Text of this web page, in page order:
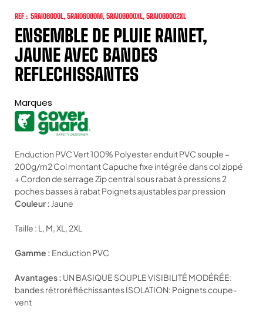
REF : 5RAI06000L, 5RAI06000M, 5RAI06000XL, 5RAI060002XL
ENSEMBLE DE PLUIE RAINET,
JAUNE AVEC BANDES
REFLECHISSANTES
Marques
Enduction PVC Vert 100% Polyester enduit PVC souple –
200g/m2 Col montant Capuche fixe intégrée dans col zippé
+ Cordon de serrage Zip central sous rabat à pressions 2
poches basses à rabat Poignets ajustables par pression
Couleur : Jaune
Taille : L, M, XL, 2XL
Gamme : Enduction PVC
Avantages : UN BASIQUE SOUPLE VISIBILITÉ MODÉRÉE:
bandes rétroréfléchissantes ISOLATION: Poignets coupe-
vent